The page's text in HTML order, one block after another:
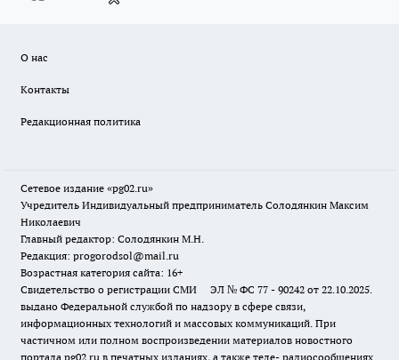
О нас
Контакты
Редакционная политика
Сетевое издание «pg02.ru»
Учредитель Индивидуальный предприниматель Солодянкин Максим
Николаевич
Главный редактор: Солодянкин М.Н.
Редакция: progorodsol@mail.ru
Возрастная категория сайта: 16+
Свидетельство о регистрации СМИ ЭЛ № ФС 77 - 90242 от 22.10.2025.
выдано Федеральной службой по надзору в сфере связи,
информационных технологий и массовых коммуникаций. При
частичном или полном воспроизведении материалов новостного
портала pg02.ru в печатных изданиях, а также теле- радиосообщениях